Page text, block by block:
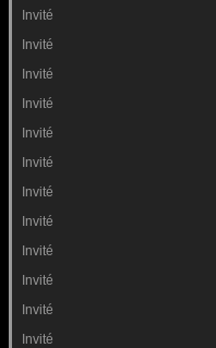
Invité
Invité
Invité
Invité
Invité
Invité
Invité
Invité
Invité
Invité
Invité
Invité